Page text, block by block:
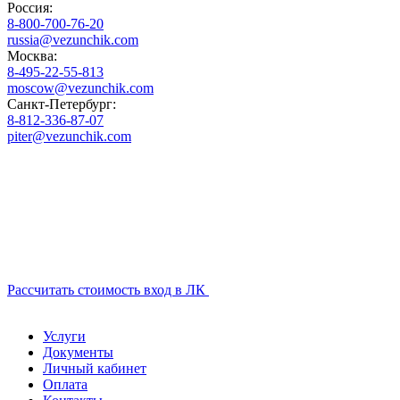
Россия:
8-800-700-76-20
russia@vezunchik.com
Москва:
8-495-22-55-813
moscow@vezunchik.com
Санкт-Петербург:
8-812-336-87-07
piter@vezunchik.com
Рассчитать стоимость вход в ЛК
Услуги
Документы
Личный кабинет
Оплата